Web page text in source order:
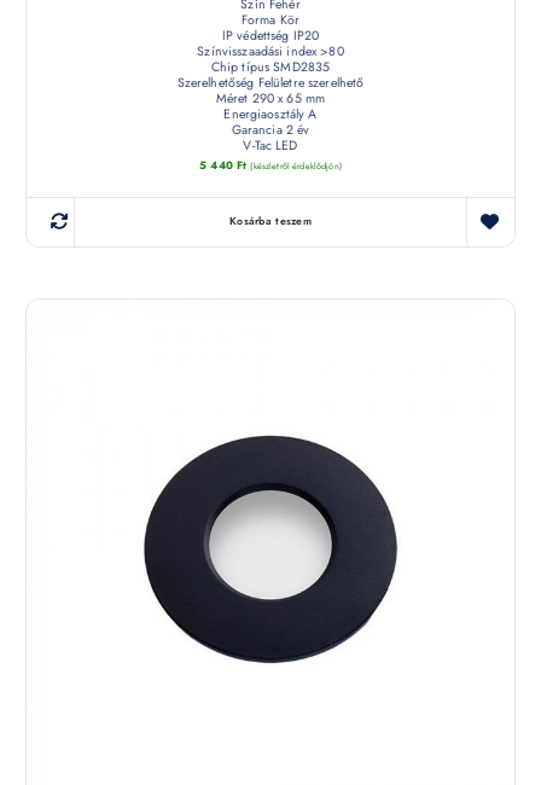
Szín Fehér
Forma Kör
IP védettség IP20
Színvisszaadási index >80
Chip típus SMD2835
Szerelhetőség Felületre szerelhető
Méret 290 x 65 mm
Energiaosztály A
Garancia 2 év
V-Tac LED
5 440 Ft (készletről érdeklődjön)
Kosárba teszem